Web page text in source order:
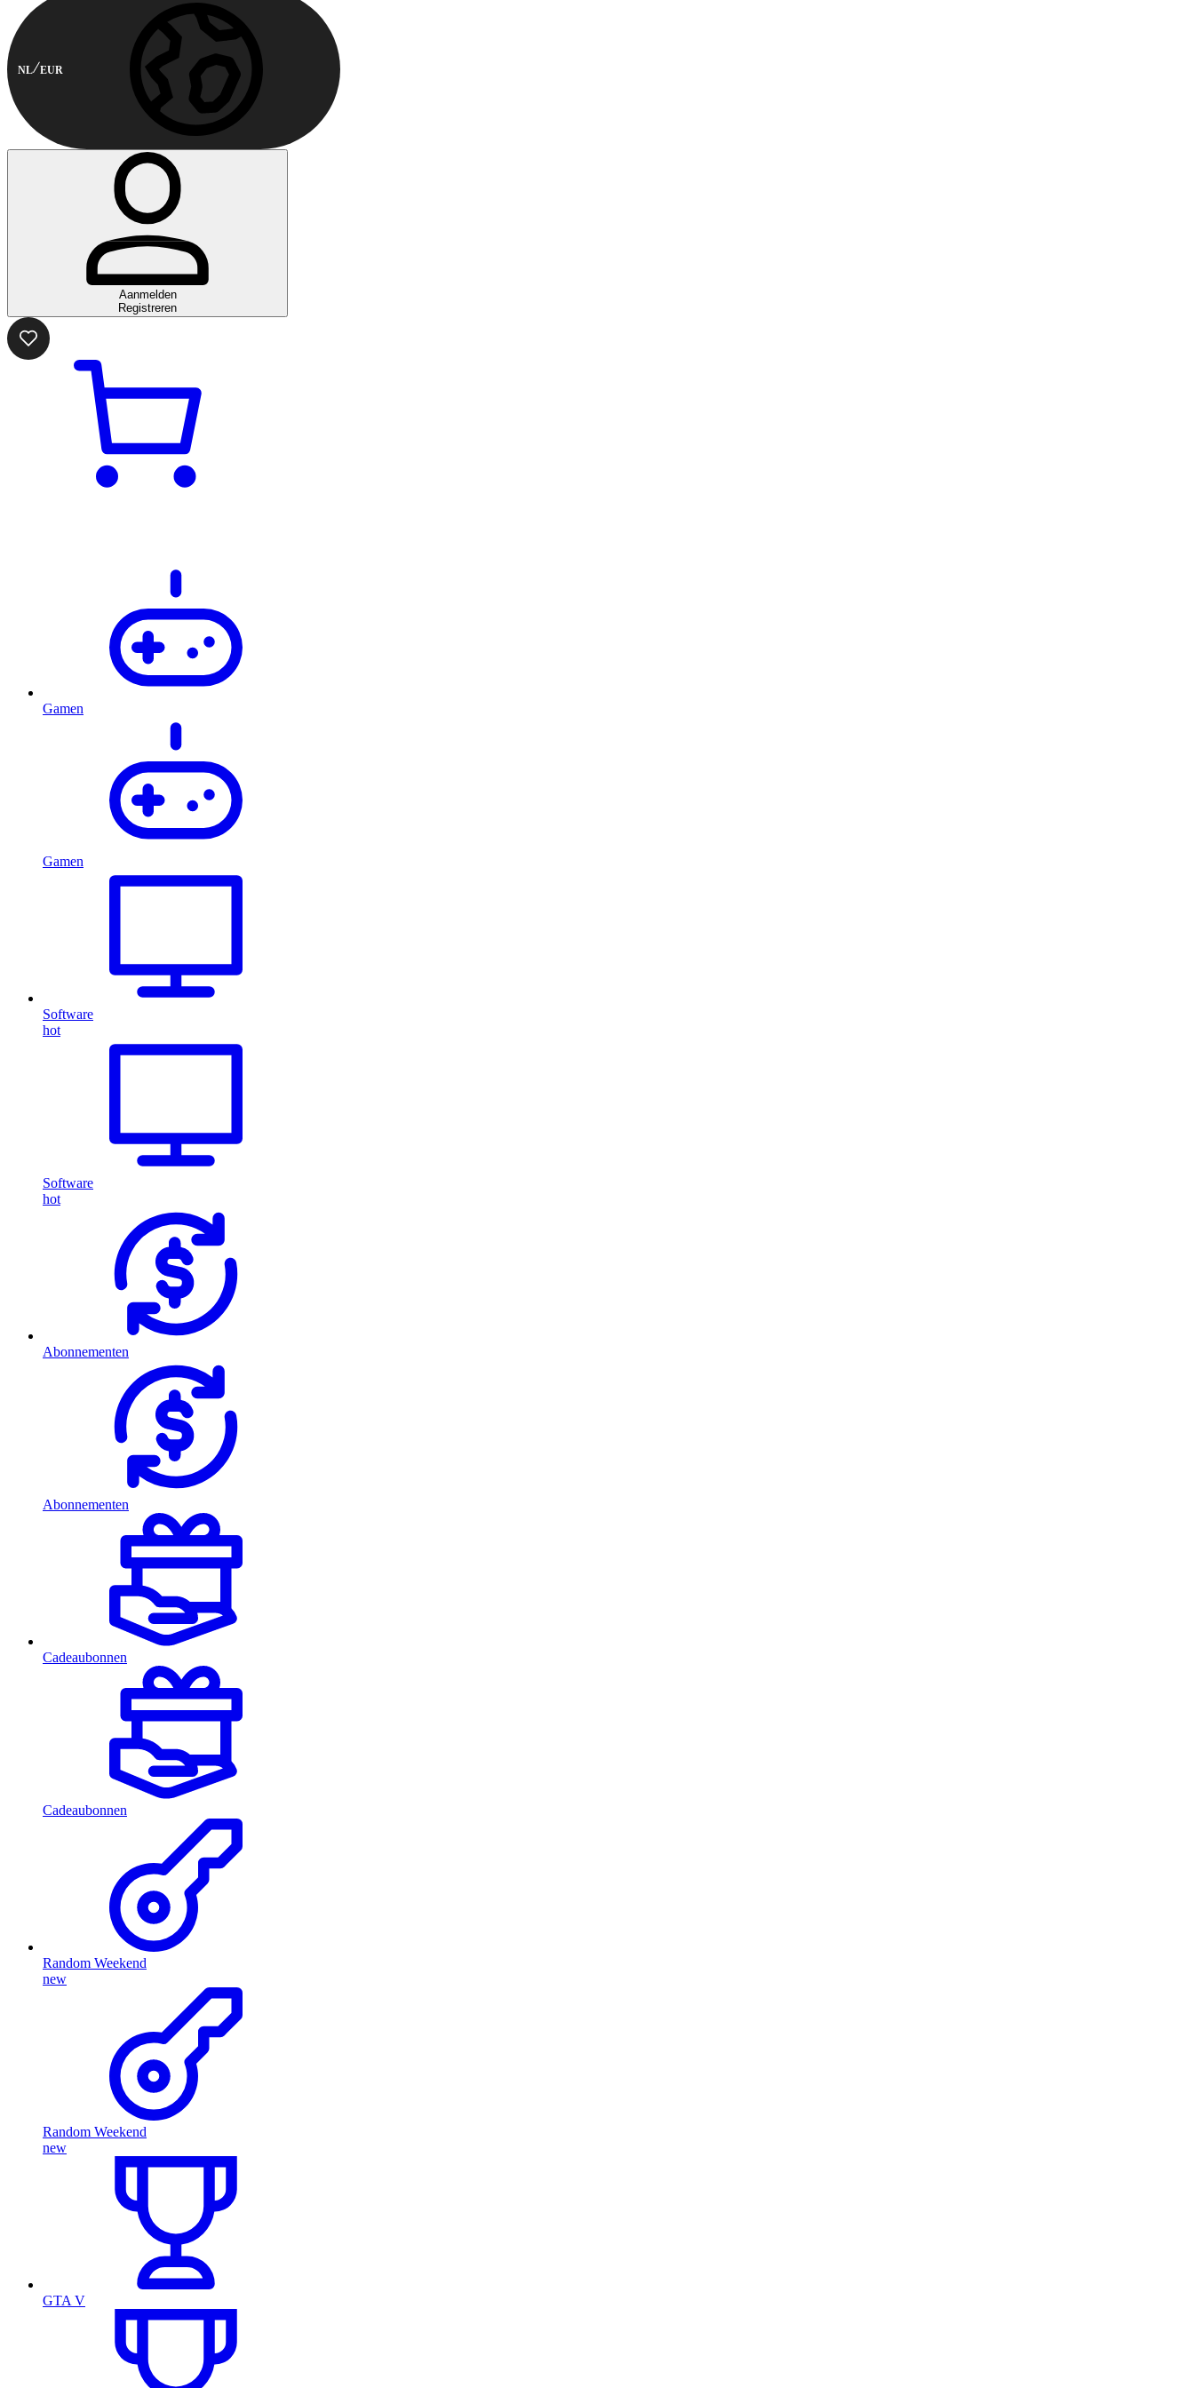
NL EUR
Aanmelden
Registreren
Gamen
Gamen
Software
hot
Software
hot
Abonnementen
Abonnementen
Cadeaubonnen
Cadeaubonnen
Random Weekend
new
Random Weekend
new
GTA V